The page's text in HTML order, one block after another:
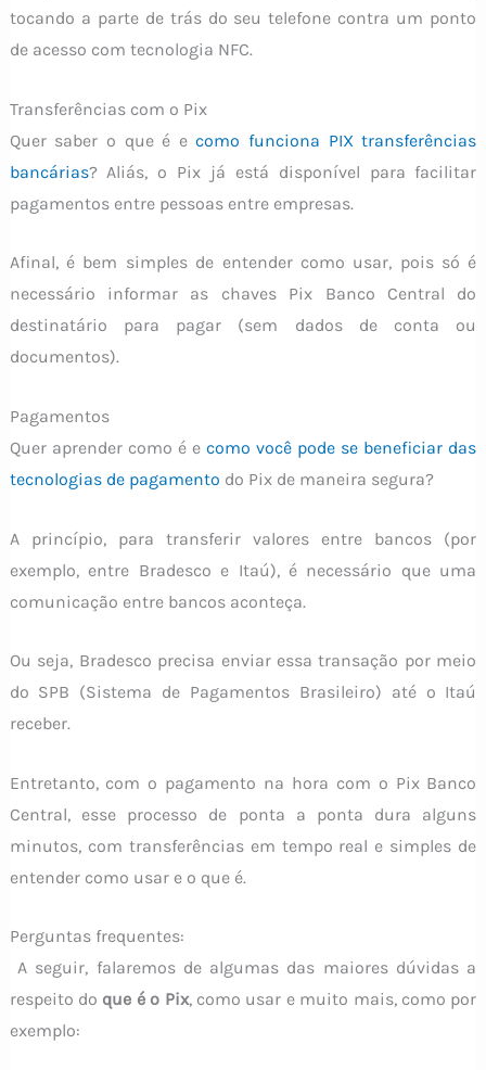
tocando a parte de trás do seu telefone contra um ponto
de acesso com tecnologia NFC.
Transferências com o Pix
Quer saber o que é ecomo funciona PIX transferências
bancárias? Aliás, o Pix já está disponível para facilitar
pagamentos entre pessoas entre empresas.
Afinal, é bem simples de entender como usar, pois só é
necessário informar as chaves Pix Banco Central do
destinatário para pagar (sem dados de conta ou
documentos).
Pagamentos
Quer aprender como é e como você pode se beneficiar das
tecnologias de pagamento do Pix de maneira segura?
A princípio, para transferir valores entre bancos (por
exemplo, entre Bradesco e Itaú), é necessário que uma
comunicação entre bancos aconteça.
Ou seja, Bradesco precisa enviar essa transação por meio
do SPB (Sistema de Pagamentos Brasileiro) até o Itaú
receber.
Entretanto, com o pagamento na hora com o Pix Banco
Central, esse processo de ponta a ponta dura alguns
minutos, com transferências em tempo real e simples de
entender como usar e o que é.
Perguntas frequentes:
A seguir, falaremos de algumas das maiores dúvidas a
respeito do que é o Pix, como usar e muito mais, como por
exemplo: